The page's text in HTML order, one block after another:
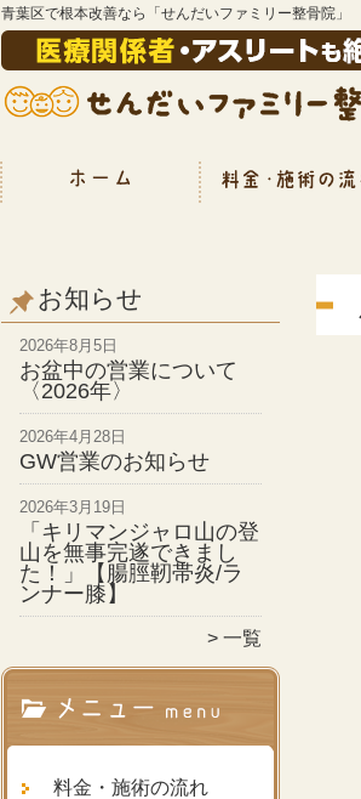
青葉区で根本改善なら「せんだいファミリー整骨院」
お知らせ
2026年8月5日
お盆中の営業について
〈2026年〉
2026年4月28日
GW営業のお知らせ
2026年3月19日
「キリマンジャロ山の登
山を無事完遂できまし
た！」【腸脛靭帯炎/ラ
ンナー膝】
一覧
料金・施術の流れ